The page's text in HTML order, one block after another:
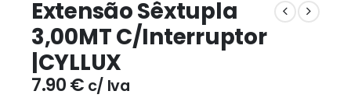
Extensão Sêxtupla
3,00MT C/Interruptor
|CYLLUX
7.90€ c/ Iva